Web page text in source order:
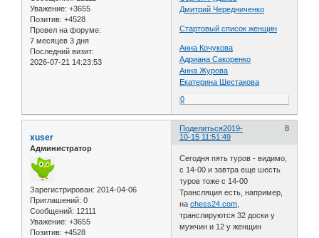
Уважение: +3655
Позитив: +4528
Провел на форуме:
7 месяцев 3 дня
Последний визит:
2026-07-21 14:23:53
Дмитрий Чередниченко
Стартовый список женщин
Анна Кочукова
Адриана Сакоренко
Анна Журова
Екатерина Шестакова
0
Поделиться 8
2019-
10-15 11:51:49
xuser
Администратор
Зарегистрирован: 2014-04-06
Приглашений: 0
Сообщений: 12111
Уважение: +3655
Позитив: +4528
Сегодня пять туров - видимо,
с 14-00 и завтра еще шесть
туров тоже с 14-00
Трансляция есть, например,
наchess24.com
транслируются 32 доски у
мужчин и 12 у женщин